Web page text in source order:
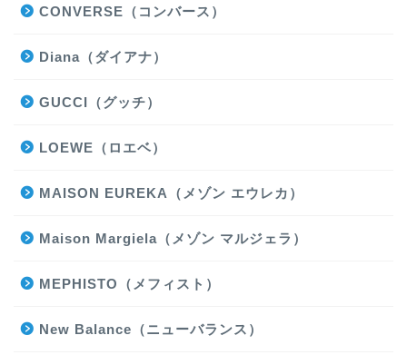
CONVERSE（コンバース）
Diana（ダイアナ）
GUCCI（グッチ）
LOEWE（ロエベ）
MAISON EUREKA（メゾン エウレカ）
Maison Margiela（メゾン マルジェラ）
MEPHISTO（メフィスト）
New Balance（ニューバランス）